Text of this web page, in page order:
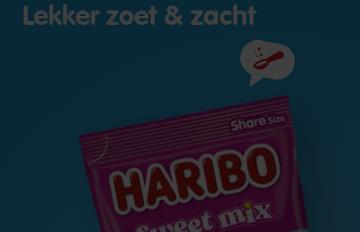
Lekker zoet & zacht
Ingrediënten